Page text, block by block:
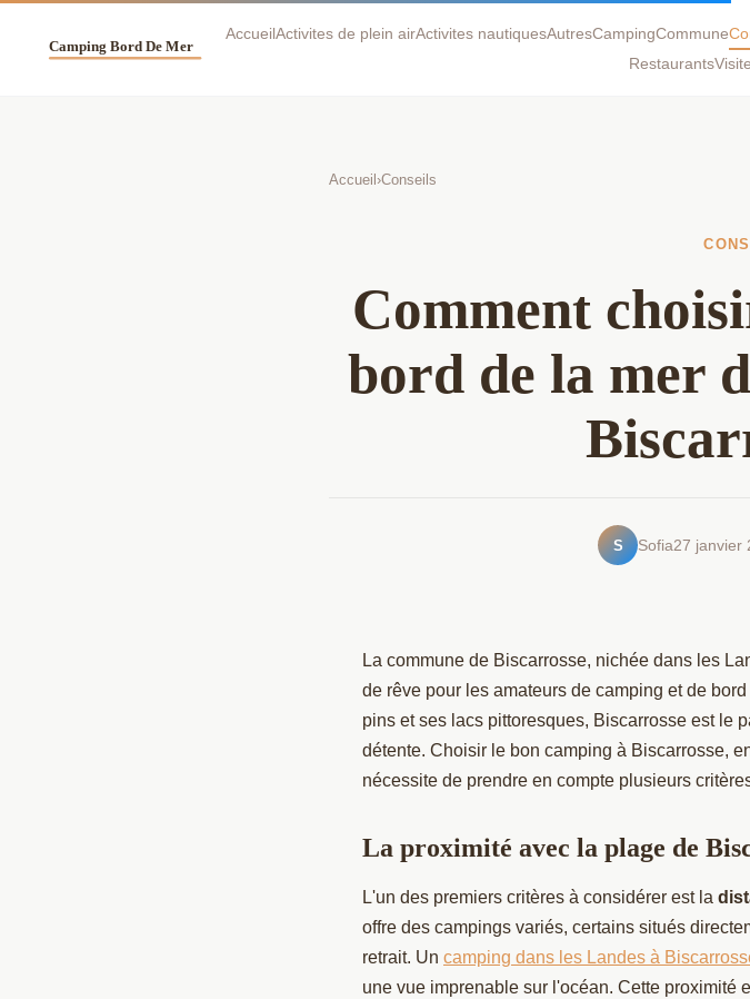
AccueilActivites de plein airActivites nautiquesAutresCampingCommune
Restaurants
Accueil ›Conseils
Comment
bord de la mer
S Sofia27 janvier
La commune de Biscarrosse, nichée dans les
de rêve pour les amateurs de camping et de
pins et ses lacs pittoresques, Biscarrosse est le
détente. Choisir le bon camping à Biscarrosse,
nécessite de prendre en compte plusieurs
La proximité avec la plage de
L'un des premiers critères à considérer est la
offre des campings variés, certains situés
retrait. Un camping dans les Landes à
une vue imprenable sur l'océan. Cette proximité